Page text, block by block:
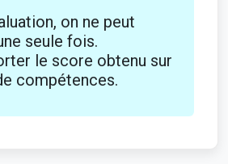
on ne peut
seule fois.
le score obtenu sur
compétences.